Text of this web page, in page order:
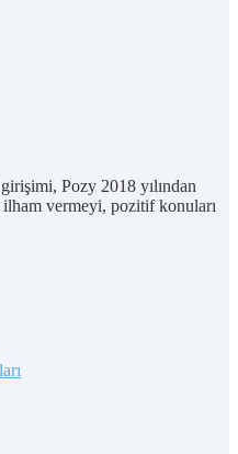
Pozy 2018 yılından
vermeyi, pozitif konuları